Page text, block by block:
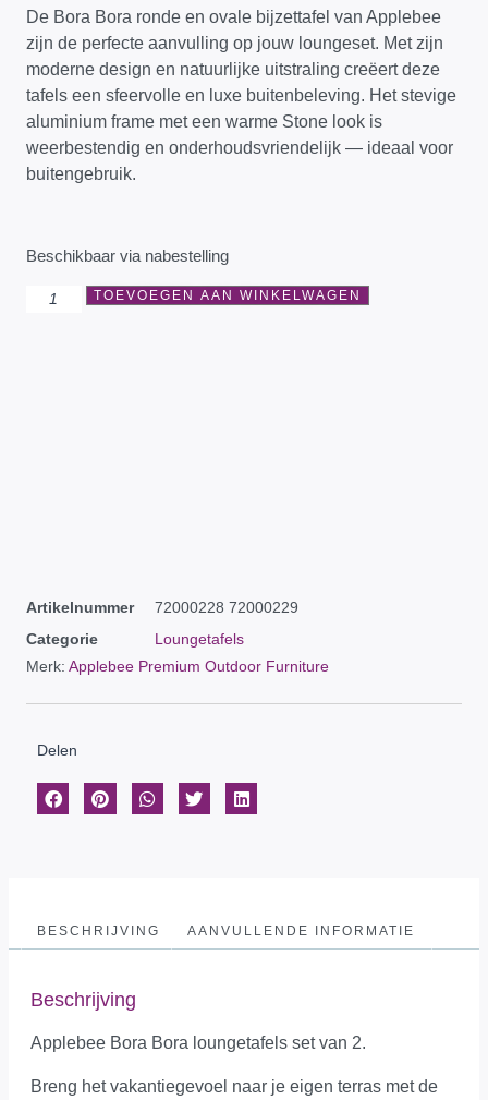
De Bora Bora ronde en ovale bijzettafel van Applebee
zijn de perfecte aanvulling op jouw loungeset. Met zijn
moderne design en natuurlijke uitstraling creëert deze
tafels een sfeervolle en luxe buitenbeleving. Het stevige
aluminium frame met een warme Stone look is
weerbestendig en onderhoudsvriendelijk — ideaal voor
buitengebruik.
Beschikbaar via nabestelling
TOEVOEGEN AAN WINKELWAGEN
Artikelnummer
72000228 72000229
Categorie
Loungetafels
Merk: Applebee Premium Outdoor Furniture
Delen
BESCHRIJVING AANVULLENDE INFORMATIE
Beschrijving
Applebee Bora Bora loungetafels set van 2.
Breng het vakantiegevoel naar je eigen terras met de